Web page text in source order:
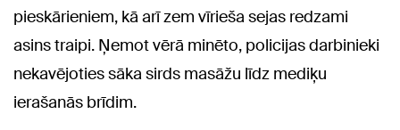
pieskārieniem, kā arī zem vīrieša sejas redzami
asins traipi. Ņemot vērā minēto, policijas darbinieki
nekavējoties sāka sirds masāžu līdz mediķu
ierašanās brīdim.